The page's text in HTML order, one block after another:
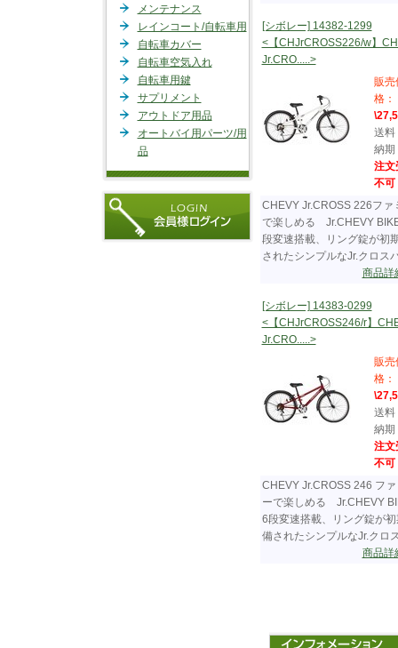
メンテナンス
レインコート/自転車用
自転車カバー
自転車空気入れ
自転車用鍵
サプリメント
アウトドア用品
オートバイ用パーツ/用
品
[シボレー] 14382-1299
<【CHJrCROSS226/w】
Jr.CRO.....>
販売
格：
送料
納期
注文
不可
CHEVY Jr.CROSS 226ファ
で楽しめる Jr.CHEVY
段変速搭載、リング錠が初
されたシンプルなJr.クロス
商品
[シボレー] 14383-0299
<【CHJrCROSS246/r】
Jr.CRO.....>
販売
格：
送料
納期
注文
不可
CHEVY Jr.CROSS 246 フ
ーで楽しめる Jr.CHEVY
6段変速搭載、リング錠が初
備されたシンプルなJr.クロ
商品